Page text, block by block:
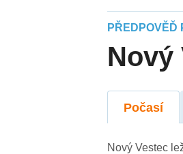
PŘEDPOVĚĎ
Nový
Počasí
Nový Vestec